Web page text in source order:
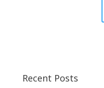
Recent Posts